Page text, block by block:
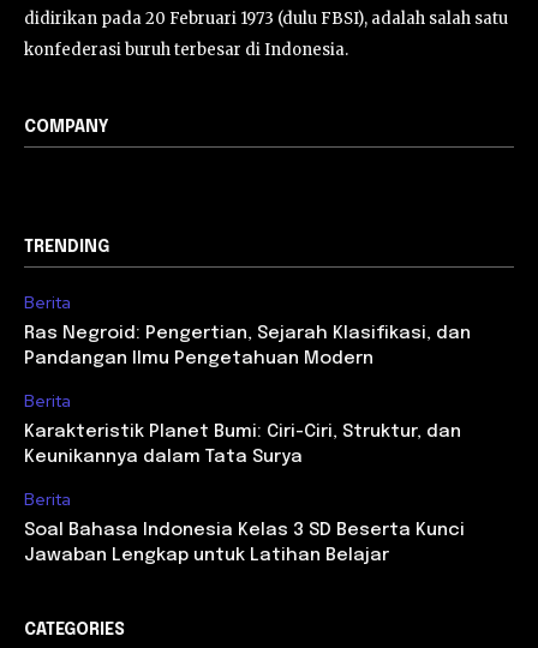
didirikan pada 20 Februari 1973 (dulu FBSI), adalah salah satu
konfederasi buruh terbesar di Indonesia.
COMPANY
TRENDING
Berita
Ras Negroid: Pengertian, Sejarah Klasifikasi, dan
Pandangan Ilmu Pengetahuan Modern
Berita
Karakteristik Planet Bumi: Ciri-Ciri, Struktur, dan
Keunikannya dalam Tata Surya
Berita
Soal Bahasa Indonesia Kelas 3 SD Beserta Kunci
Jawaban Lengkap untuk Latihan Belajar
CATEGORIES